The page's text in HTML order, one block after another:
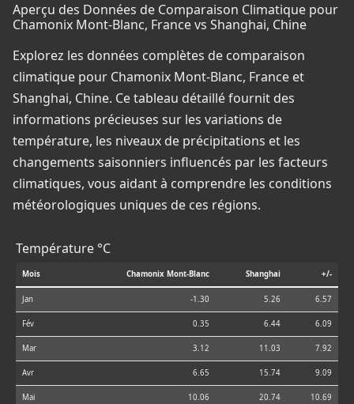
Aperçu des Données de Comparaison Climatique pour
Chamonix Mont-Blanc, France vs Shanghai, Chine
Explorez les données complètes de comparaison
climatique pour Chamonix Mont-Blanc, France et
Shanghai, Chine. Ce tableau détaillé fournit des
informations précieuses sur les variations de
température, les niveaux de précipitations et les
changements saisonniers influencés par les facteurs
climatiques, vous aidant à comprendre les conditions
météorologiques uniques de ces régions.
Température °C
Mois Chamonix Mont-Blanc Shanghai +/-
Jan -1.30 5.26 6.57
Fév 0.35 6.44 6.09
Mar 3.12 11.03 7.92
Avr 6.65 15.74 9.09
Mai 10.06 20.74 10.69